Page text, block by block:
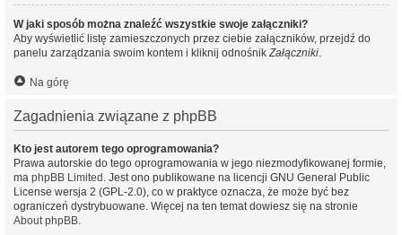
W jaki sposób można znaleźć wszystkie swoje załączniki?
Aby wyświetlić listę zamieszczonych przez ciebie załączników, przejdź do
panelu zarządzania swoim kontem i kliknij odnośnikZałączniki.
Na górę
Zagadnienia związane z phpBB
Kto jest autorem tego oprogramowania?
Prawa autorskie do tego oprogramowania w jego niezmodyfikowanej formie,
ma phpBB Limited . Jest ono publikowane na licencji GNU General Public
License wersja 2 (GPL-2.0), co w praktyce oznacza, że może być bez
ograniczeń dystrybuowane. Więcej na ten temat dowiesz się na stronie
About phpBB.